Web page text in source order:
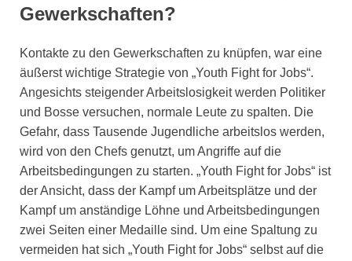
Gewerkschaften?
Kontakte zu den Gewerkschaften zu knüpfen, war eine
äußerst wichtige Strategie von „Youth Fight for Jobs“.
Angesichts steigender Arbeitslosigkeit werden Politiker
und Bosse versuchen, normale Leute zu spalten. Die
Gefahr, dass Tausende Jugendliche arbeitslos werden,
wird von den Chefs genutzt, um Angriffe auf die
Arbeitsbedingungen zu starten. „Youth Fight for Jobs“ ist
der Ansicht, dass der Kampf um Arbeitsplätze und der
Kampf um anständige Löhne und Arbeitsbedingungen
zwei Seiten einer Medaille sind. Um eine Spaltung zu
vermeiden hat sich „Youth Fight for Jobs“ selbst auf die